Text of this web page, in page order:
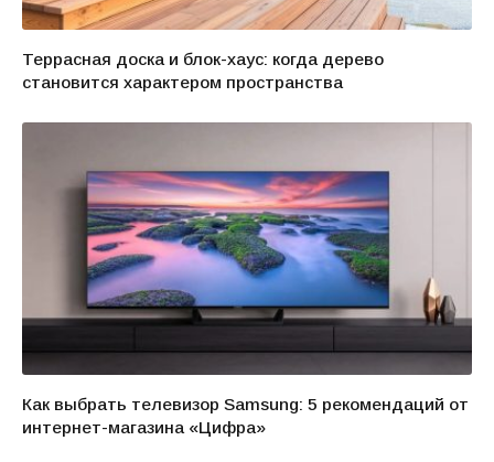
Террасная доска и блок-хаус: когда дерево
становится характером пространства
Как выбрать телевизор Samsung: 5 рекомендаций от
интернет-магазина «Цифра»